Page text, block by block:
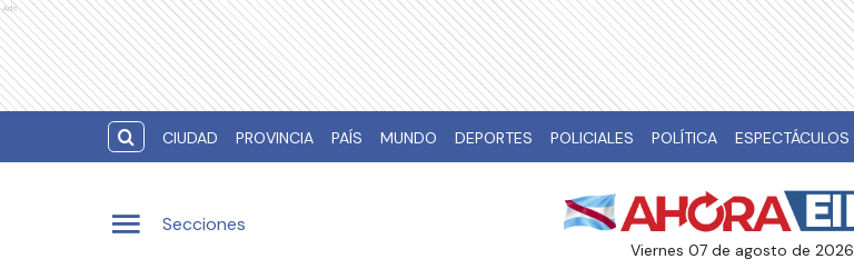
Ads
CIUDAD PROVINCIA PAÍS MUNDO DEPORTES POLICIALES POLÍTICA ESPECTÁCULOS
Secciones
viernes 07 de agosto de 2026